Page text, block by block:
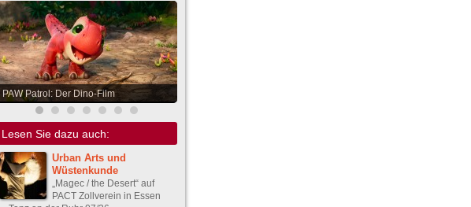
PAW Patrol: Der Dino-Film
Lesen Sie dazu auch:
Urban Arts und
Wüstenkunde
„Magec / the Desert“ auf
PACT Zollverein in Essen